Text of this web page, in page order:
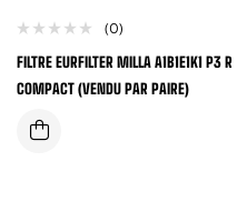
(0)
FILTRE EURFILTER MILLA A1B1E1K1 P3 R
COMPACT (VENDU PAR PAIRE)